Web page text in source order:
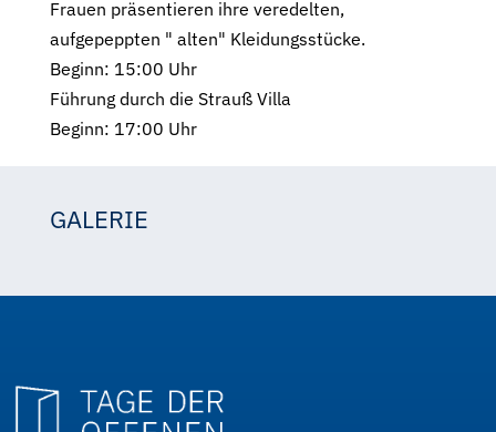
Frauen präsentieren ihre veredelten,
aufgepeppten " alten" Kleidungsstücke.
Beginn: 15:00 Uhr
Führung durch die Strauß Villa
Beginn: 17:00 Uhr
GALERIE